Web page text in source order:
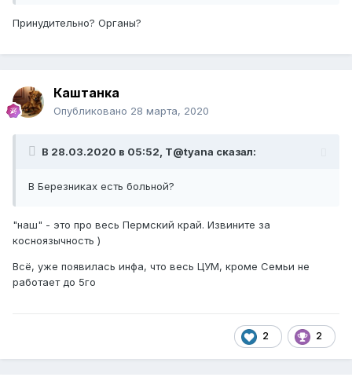
Принудительно? Органы?
Каштанка
Опубликовано 28 марта, 2020
В 28.03.2020 в 05:52, T@tyana сказал:
В Березниках есть больной?
"наш" - это про весь Пермский край. Извините за
косноязычность )
Всё, уже появилась инфа, что весь ЦУМ, кроме Семьи не
работает до 5го
2 2